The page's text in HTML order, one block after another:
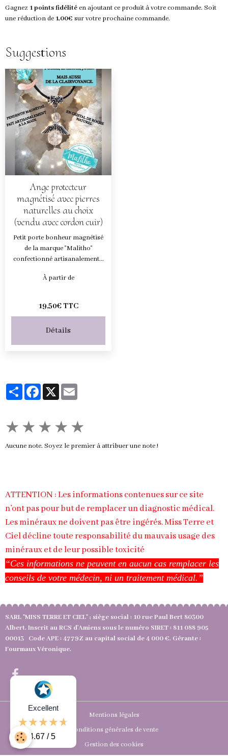
Gagnez 1 points fidélitéen ajoutant ce produit à votre commande. Soit
une réduction de 1,00€ sur votre prochaine commande.
Suggestions
Ange protecteur
magnétisé avec pierres
naturelles au choix
(vendu avec cordon cuir)
Petit porte bonheur magnétisé
de la marque "Malitho"
confectionné artisanalement...
À partir de
19,50€ TTC
Détails
PartagerFacebook
X
★ ★ ★ ★ ★
Aucune note. Soyez le premier à attribuer une note !
ATTENTION : Les informations contenues sur ce site
n’ont pas pour but de remplacer un diagnostic médical.
Les minéraux ne doivent pas être ingérés. Miss Terre et
Ciel décline toute responsabilité du mauvais usage des
minéraux et de leur possible toxicité
“Ces informations ne peuvent en aucun cas remplacer les
conseils de votre médecin, ni un traitement médical.”
SARL "MISS TERRE ET CIEL" ; siège social : 10 rue Paul Bert 80300
Albert. Inscrit au RCS d'Amiens sous le numéro SIRET : 811 088 905
00013 Code APE : 4779Z au capital social de 4 000 €. Gérante :
Fourmaux Véronique.
Mentions légales
Conditions générales de vente
Gestion des cookies
Excellent
4.67 / 5